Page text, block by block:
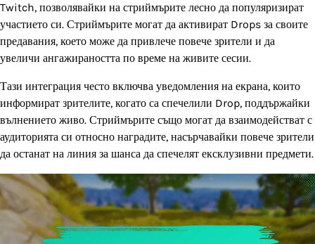
Twitch, позволявайки на стриймърите лесно да популяризират
участието си. Стриймърите могат да активират Drops за своите
предавания, което може да привлече повече зрители и да
увеличи ангажираността по време на живите сесии.
Тази интеграция често включва уведомления на екрана, които
информират зрителите, когато са спечелили Drop, поддържайки
вълнението живо. Стриймърите също могат да взаимодействат с
аудиторията си относно наградите, насърчавайки повече зрители
да останат на линия за шанса да спечелят ексклузивни предмети.